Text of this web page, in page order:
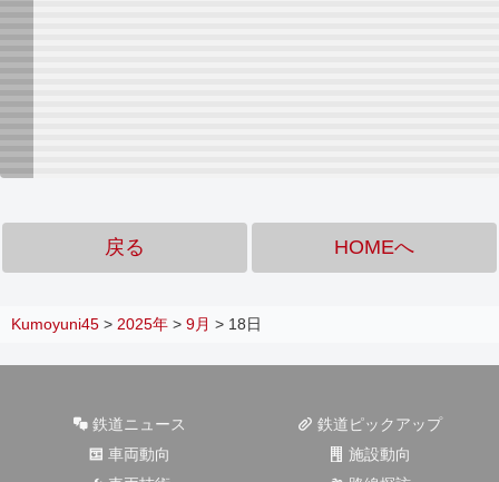
戻る HOMEへ
Kumoyuni45 > 2025年 > 9月 > 18日
鉄道ニュース
鉄道ピックアップ
車両動向
施設動向